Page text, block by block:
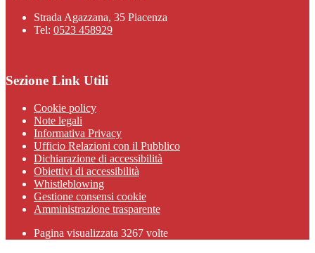
Strada Agazzana, 35 Piacenza
Tel: 0523 458929
Sezione Link Utili
Cookie policy
Note legali
Informativa Privacy
Ufficio Relazioni con il Pubblico
Dichiarazione di accessibilità
Obiettivi di accessibilità
Whistleblowing
Gestione consensi cookie
Amministrazione trasparente
Pagina visualizzata 3267 volte